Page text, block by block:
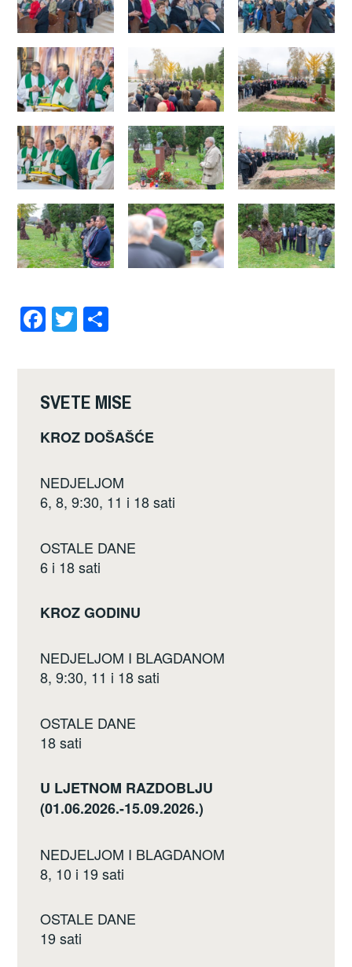
F
a
e
b
o
o
k
T
wi
er e
SVETE MISE
KROZ DOŠAŠĆE
NEDJELJOM
6, 8, 9:30, 11 i 18 sati
OSTALE DANE
6 i 18 sati
KROZ GODINU
NEDJELJOM I BLAGDANOM
8, 9:30, 11 i 18 sati
OSTALE DANE
18 sati
U LJETNOM RAZDOBLJU
(01.06.2026.-15.09.2026.)
NEDJELJOM I BLAGDANOM
8, 10 i 19 sati
OSTALE DANE
19 sati